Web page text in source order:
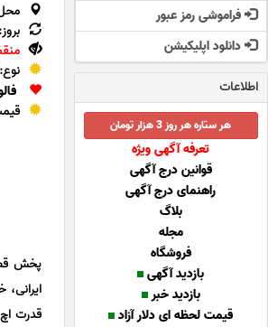
بروز: 254
منقضی:
فراموشی رمز عبور
دانلود اپلیکیشن
اطلاعات
هر ستاره هر روز 3 هزار تومان
تعرفه آگهی ویژه
قوانین درج آگهی
راهنمای درج آگهی
بلاگ
مجله
فروشگاه
بازدید آگهی
بازدید خبر
قیمت لحظه ای دلار آزاد